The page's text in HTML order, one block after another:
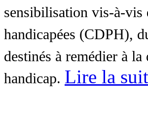
sensibilisation vis-à-vis
handicapées (CDPH),
destinés à remédier à
handicap. Lire la